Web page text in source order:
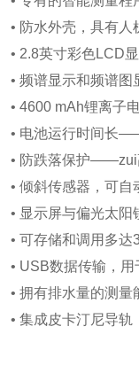
• 防水外壳，具有
• 2.8英寸彩色LCD
• 频谱显示和频谱图
• 4600 mAh锂离子
• 电池运行时间长
• 防跌落保护——zui
• 倾斜传感器，可自
• 显示屏与偏光太阳
• 可存储和调用多达
• USB数据传输，用
• 拥有排水量的测量
• 集成皮卡汀尼导轨